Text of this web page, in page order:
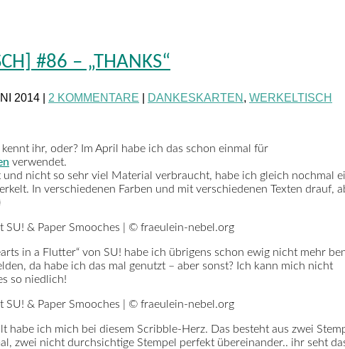
#86 – „THANKS“
2014 | 2 KOMMENTARE DANKESKARTEN , WERKELTISCH
ihr, oder? Im April habe ich das schon einmal für
verwendet.
und nicht so sehr viel Material verbraucht, habe ich gleich nochmal
In verschiedenen Farben und mit verschiedenen Texten drauf,
in a Flutter“ von SU! habe ich übrigens schon ewig nicht mehr
da habe ich das mal genutzt – aber sonst? Ich kann mich nicht
so niedlich!
habe ich mich bei diesem Scribble-Herz. Das besteht aus zwei
zwei nicht durchsichtige Stempel perfekt übereinander.. ihr seht